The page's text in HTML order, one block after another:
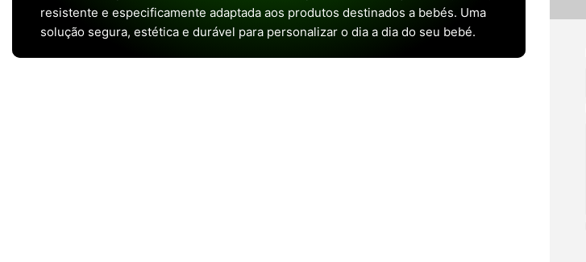
resistente e especificamente adaptada aos produtos destinados a bebés. Uma
solução segura, estética e durável para personalizar o dia a dia do seu bebé.